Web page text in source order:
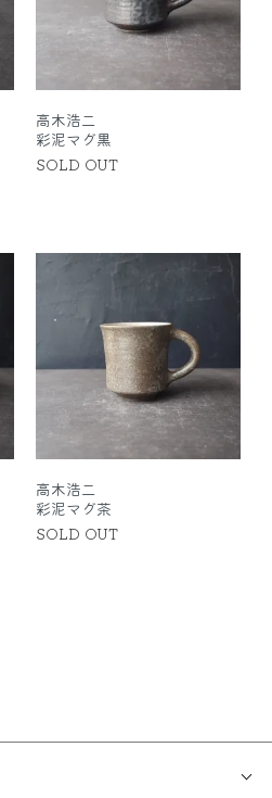
高木浩二
彩泥マグ黒
SOLD OUT
高木浩二
彩泥マグ茶
SOLD OUT